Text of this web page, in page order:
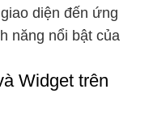
diện đến ứng
năng nổi bật của
Widget trên